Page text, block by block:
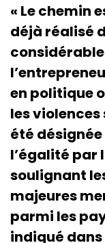
« Le chemin
déjà réalisé
en politique
les violences
été
l’égalité par
soulignant
majeures
parmi les
indiqué dans